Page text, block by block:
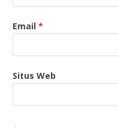
Email*
Situs Web